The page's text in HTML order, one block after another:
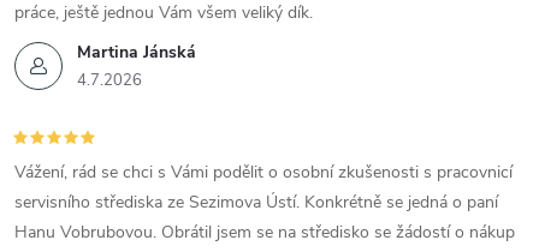
Martina Jánská
4.7.2026
práce, ještě jednou Vám všem veliký dík.
Vážení, rád se chci s Vámi podělit o osobní zkušenosti s pracovnicí
servisního střediska ze Sezimova Ústí. Konkrétně se jedná o paní
Hanu Vobrubovou. Obrátil jsem se na středisko se žádostí o nákup